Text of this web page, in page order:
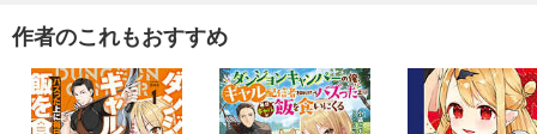
作者のこれもおすすめ